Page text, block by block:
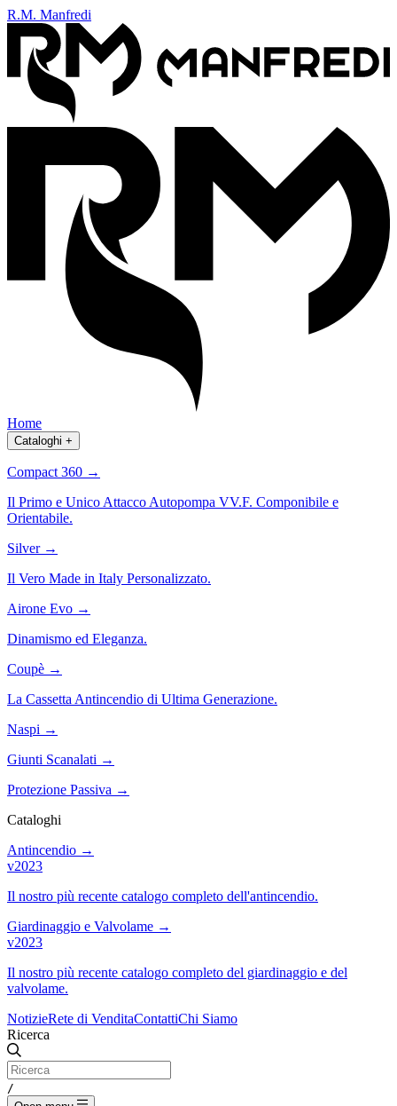
R.M. Manfredi
Home
Cataloghi +
Compact 360 →
Il Primo e Unico Attacco Autopompa VV.F. Componibile e
Orientabile.
Silver →
Il Vero Made in Italy Personalizzato.
Airone Evo →
Dinamismo ed Eleganza.
Coupè →
La Cassetta Antincendio di Ultima Generazione.
Naspi →
Giunti Scanalati →
Protezione Passiva →
Cataloghi
Antincendio →
v2023
Il nostro più recente catalogo completo dell'antincendio.
Giardinaggio e Valvolame →
v2023
Il nostro più recente catalogo completo del giardinaggio e del
valvolame.
NotizieRete di VenditaContattiChi Siamo
Ricerca
/